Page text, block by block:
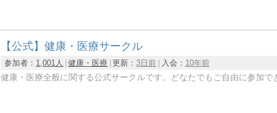
【公式】健康・医療サークル
参加者： 1,001人 健康・医療 更新： 3日前 入会： 10年前
健康・医療全般に関する公式サークルです。どなたでもご自由に参加で